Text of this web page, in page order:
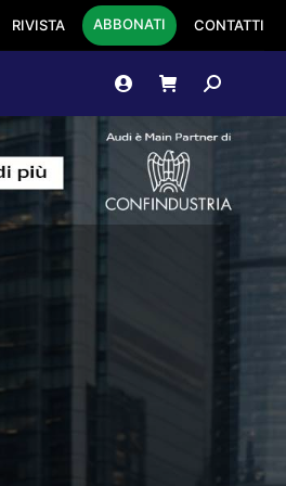
RIVISTA ABBONATI CONTATTI
Cerca: